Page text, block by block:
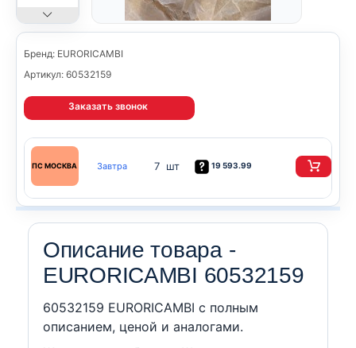
Бренд: EURORICAMBI
Артикул: 60532159
Заказать звонок
ПС МОСКВА Завтра 7 шт 19 593.99
Описание товара -
EURORICAMBI 60532159
60532159 EURORICAMBI c полным
описанием, ценой и аналогами.